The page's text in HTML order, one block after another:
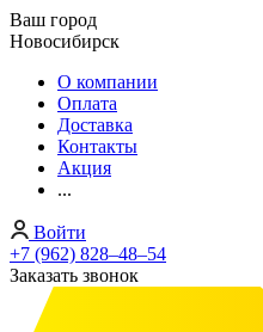
Ваш город
Новосибирск
О компании
Оплата
Доставка
Контакты
Акция
...
Войти
+7 (962) 828‒48‒54
Заказать звонок